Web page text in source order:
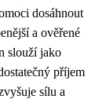
dosáhnout
a ověřené
slouží jako
příjem
sílu a